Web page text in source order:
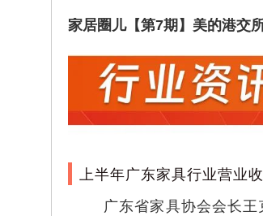
家居圈儿【第7期】美的港交
上半年广东家具行业营业
广东省家具协会会长